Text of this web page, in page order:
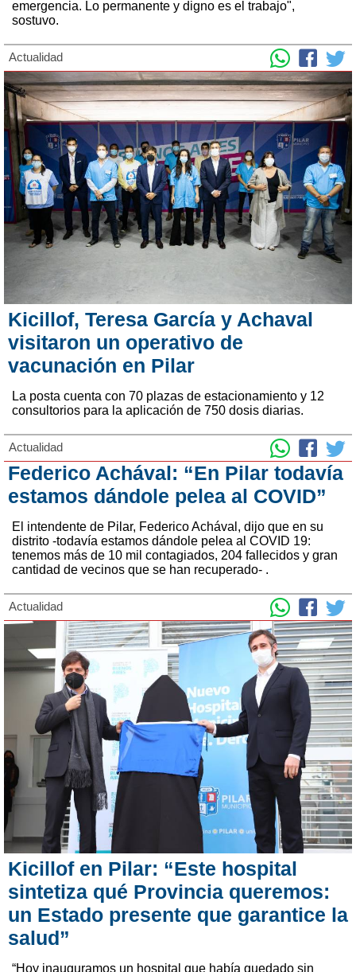
emergencia. Lo permanente y digno es el trabajo",
sostuvo.
Actualidad
Kicillof, Teresa García y Achaval
visitaron un operativo de
vacunación en Pilar
La posta cuenta con 70 plazas de estacionamiento y 12
consultorios para la aplicación de 750 dosis diarias.
Actualidad
Federico Achával: “En Pilar todavía
estamos dándole pelea al COVID”
El intendente de Pilar, Federico Achával, dijo que en su
distrito -todavía estamos dándole pelea al COVID 19:
tenemos más de 10 mil contagiados, 204 fallecidos y gran
cantidad de vecinos que se han recuperado- .
Actualidad
Kicillof en Pilar: “Este hospital
sintetiza qué Provincia queremos:
un Estado presente que garantice la
salud”
“Hoy inauguramos un hospital que había quedado sin